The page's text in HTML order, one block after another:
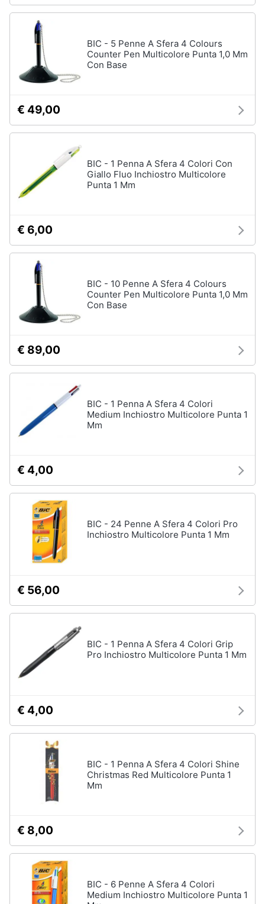
BIC - 5 Penne A Sfera 4 Colours
Counter Pen Multicolore Punta 1,0 Mm
Con Base
€ 49,00
BIC - 1 Penna A Sfera 4 Colori Con
Giallo Fluo Inchiostro Multicolore
Punta 1 Mm
€ 6,00
BIC - 10 Penne A Sfera 4 Colours
Counter Pen Multicolore Punta 1,0 Mm
Con Base
€ 89,00
BIC - 1 Penna A Sfera 4 Colori
Medium Inchiostro Multicolore Punta 1
Mm
€ 4,00
BIC - 24 Penne A Sfera 4 Colori Pro
Inchiostro Multicolore Punta 1 Mm
€ 56,00
BIC - 1 Penna A Sfera 4 Colori Grip
Pro Inchiostro Multicolore Punta 1 Mm
€ 4,00
BIC - 1 Penna A Sfera 4 Colori Shine
Christmas Red Multicolore Punta 1
Mm
€ 8,00
BIC - 6 Penne A Sfera 4 Colori
Medium Inchiostro Multicolore Punta 1